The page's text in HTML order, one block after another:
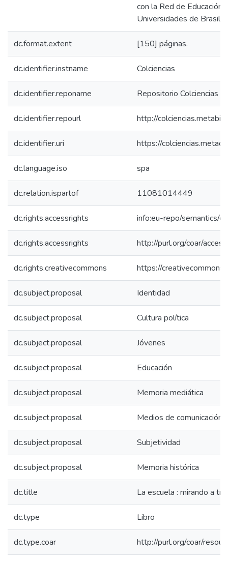
con la Red de
Universidades de Brasil,
dc.format.extent [150] páginas.
dc.identifier.instname Colciencias
dc.identifier.reponame Repositorio Colciencias
dc.identifier.repourl http://
dc.identifier.uri https://
dc.language.iso spa
dc.relation.ispartof 11081014449
dc.rights.accessrights info:eu-repo/semantics/
dc.rights.accessrights http://purl.org/coar/
dc.rights.creativecommons https://
dc.subject.proposal Identidad
dc.subject.proposal Cultura política
dc.subject.proposal Jóvenes
dc.subject.proposal Educación
dc.subject.proposal Memoria mediática
dc.subject.proposal Medios de comunicación
dc.subject.proposal Subjetividad
dc.subject.proposal Memoria histórica
dc.title La escuela : mirando a
dc.type Libro
dc.type.coar http://purl.org/coar/